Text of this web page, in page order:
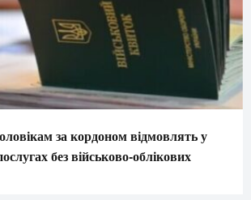
за кордоном відмовлять у
без військово-облікових